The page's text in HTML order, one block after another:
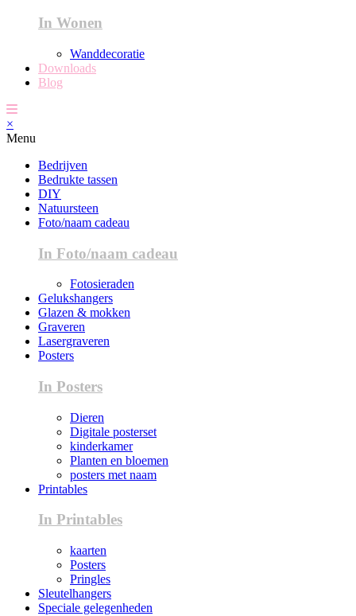
In Wonen
Wanddecoratie
Downloads
Blog
×
Menu
Bedrijven
Bedrukte tassen
DIY
Natuursteen
Foto/naam cadeau
In Foto/naam cadeau
Fotosieraden
Gelukshangers
Glazen & mokken
Graveren
Lasergraveren
Posters
In Posters
Dieren
Digitale posterset
kinderkamer
Planten en bloemen
posters met naam
Printables
In Printables
kaarten
Posters
Pringles
Sleutelhangers
Speciale gelegenheden